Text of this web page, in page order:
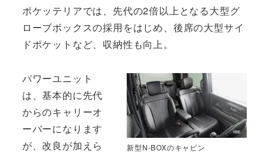
ポケッテリアでは、先代の2倍以上となる大型グ
ローブボックスの採用をはじめ、後席の大型サイ
ドポケットなど、収納性も向上。
新型N-BOXのキャビン
パワーユニット
は、基本的に先代
からのキャリーオ
ーバーになります
が、改良が加えら